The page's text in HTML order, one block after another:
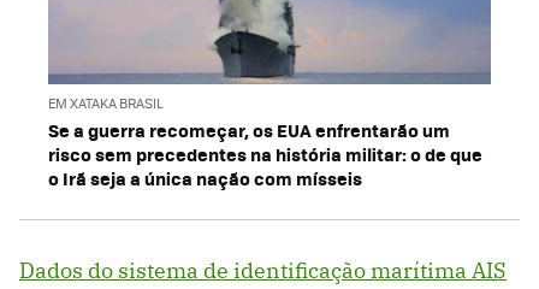
EM XATAKA BRASIL
Se a guerra recomeçar, os EUA enfrentarão um
risco sem precedentes na história militar: o de que
o Irã seja a única nação com mísseis
Dados do sistema de identificação marítima AIS